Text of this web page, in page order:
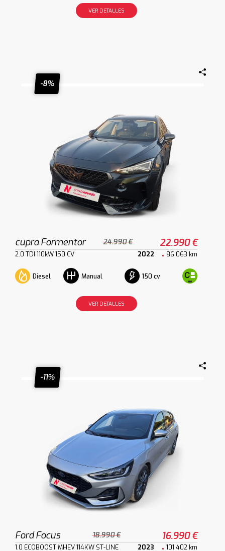
VER DETALLES
-8%
cupra Formentor 24.990 € 22.990 €
2.0 TDI 110kW 150 CV 2022 86.063 km
Diesel Manual 150 cv
VER DETALLES
-11%
Ford Focus 18.990 € 16.990 €
1.0 ECOBOOST MHEV 114KW ST-LINE 2023 101.402 km